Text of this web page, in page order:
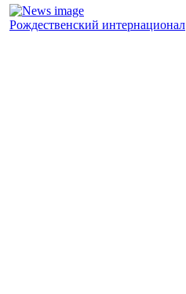
Рождественский интернационал